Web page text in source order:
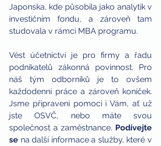
Japonska, kde působila jako analytik v
investičním fondu, a zároveň tam
studovala v rámci MBA programu.
Vést účetnictví je pro firmy a řadu
podnikatelů zákonná povinnost. Pro
náš tým odborníků je to ovšem
každodenní práce a zároveň koníček.
Jsme připraveni pomoci i Vám, ať už
jste OSVČ, nebo máte svou
společnost a zaměstnance. Podívejte
se na další informace a služby, které v